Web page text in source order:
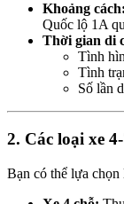
Khoảng cách:
Quốc lộ 1A
Thời gian di
Tình
Tình
Số lần
2. Các loại xe
Bạn có thể lựa